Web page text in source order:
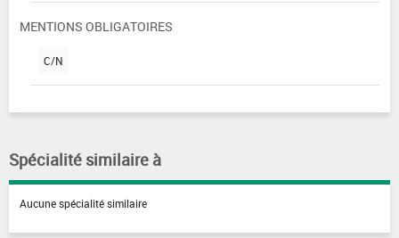
MENTIONS OBLIGATOIRES
C/N
Spécialité similaire à
Aucune spécialité similaire